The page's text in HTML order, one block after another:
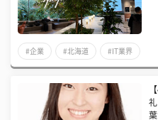
#企業 #北海道 #IT業界